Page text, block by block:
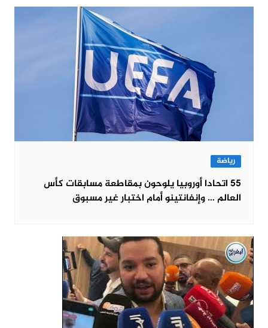
رياضة
55 اتحادا أوروبيا يلوحون بمقاطعة مسابقات كأس
العالم … وإنفانتينو أمام اختبار غير مسبوق